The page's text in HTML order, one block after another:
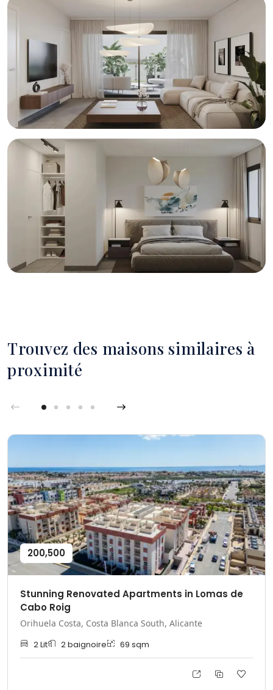
Trouvez des maisons similaires à
proximité
200,500
Stunning Renovated Apartments in Lomas de
Cabo Roig
Orihuela Costa, Costa Blanca South, Alicante
2Lit 2baignoire 69 sqm